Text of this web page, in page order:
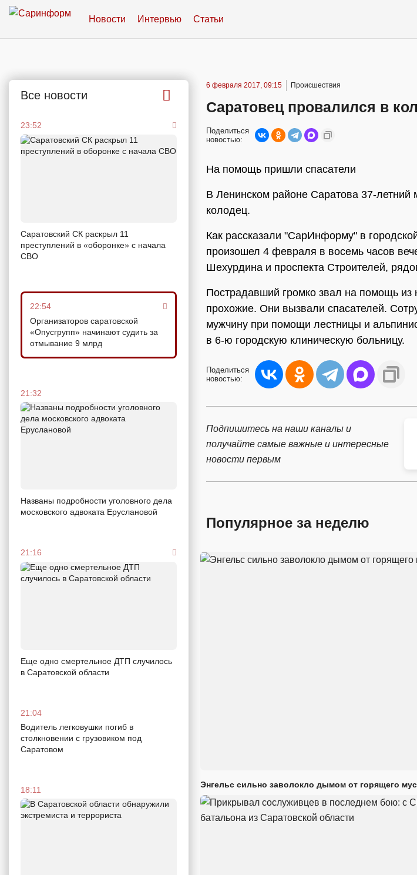
Новости Интервью Статьи
Все новости
23:52
Саратовский СК раскрыл 11
преступлений в «оборонке» с начала
СВО
22:54
Организаторов саратовской
«Опусгрупп» начинают судить за
отмывание 9 млрд
21:32
Названы подробности уголовного дела
московского адвоката Еруслановой
21:16
Еще одно смертельное ДТП случилось
в Саратовской области
21:04
Водитель легковушки погиб в
столкновении с грузовиком под
Саратовом
18:11
6 февраля 2017, 09:15 Происшествия
Саратовец провалился в
Поделиться
новостью:
На помощь пришли спасатели
В Ленинском районе Саратова 37-летний
колодец.
Как рассказали "СарИнформу" в
произошел 4 февраля в восемь часов
Шехурдина и проспекта Строителей,
Пострадавший громко звал на помощь из
прохожие. Они вызвали спасателей.
мужчину при помощи лестницы и
в 6-ю городскую клиническую больницу.
Поделиться
новостью:
Подпишитесь на наши каналы и
получайте самые важные и интересные
новости первым
Популярное за неделю
Энгельс сильно заволокло дымом от горящего